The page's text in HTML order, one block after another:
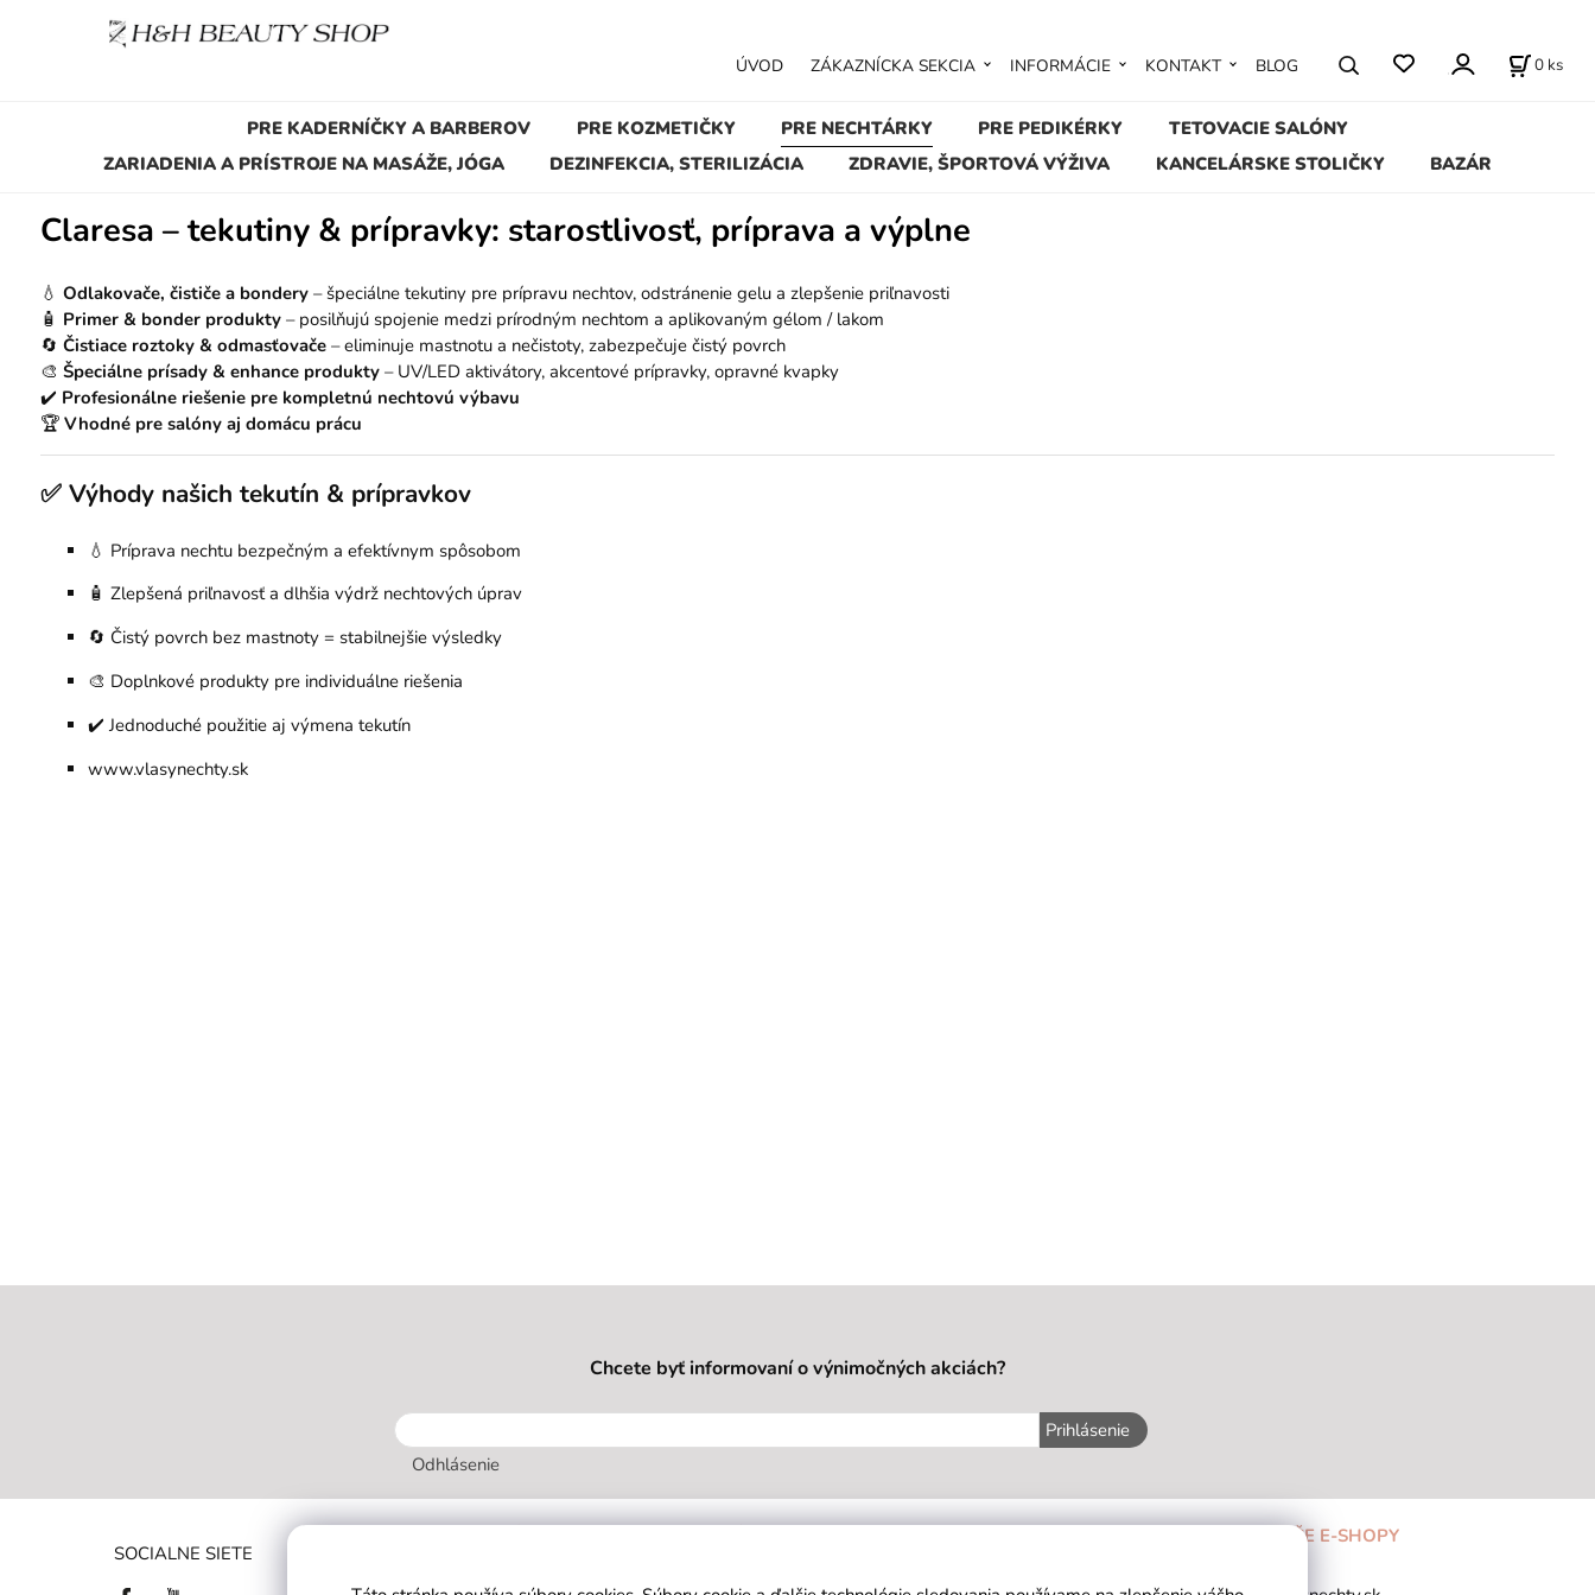
PRE KADERNÍČKY A BARBEROV PRE KOZMETIČKY PRE NECHTÁRKY PRE PEDIKÉRKY
TETOVACIE SALÓNY
ZARIADENIA A PRÍSTROJE NA MASÁŽE, JÓGA
DEZINFEKCIA, STERILIZÁCIA ZDRAVIE, ŠPORTOVÁ VÝŽIVA KANCELÁRSKE STOLIČKY BAZÁR
ÚVOD ZÁKAZNÍCKA SEKCIA INFORMÁCIE KONTAKT BLOG 0 ks
Claresa – tekutiny & prípravky: starostlivosť, príprava a výplne
💧 Odlakovače, čističe a bondery– špeciálne tekutiny pre prípravu nechtov, odstránenie gelu a zlepšenie priľnavosti
🧴 Primer & bonder produkty– posilňujú spojenie medzi prírodným nechtom a aplikovaným gélom / lakom
🔄 Čistiace roztoky & odmasťovače– eliminuje mastnotu a nečistoty, zabezpečuje čistý povrch
🎨 Špeciálne prísady & enhance produkty– UV/LED aktivátory, akcentové prípravky, opravné kvapky
✔️ Profesionálne riešenie pre kompletnú nechtovú výbavu
🏆 Vhodné pre salóny aj domácu prácu
✅ Výhody našich tekutín & prípravkov
💧 Príprava nechtu bezpečným a efektívnym spôsobom
🧴 Zlepšená priľnavosť a dlhšia výdrž nechtových úprav
🔄 Čistý povrch bez mastnoty = stabilnejšie výsledky
🎨 Doplnkové produkty pre individuálne riešenia
✔️ Jednoduché použitie aj výmena tekutín
www.vlasynechty.sk
Chcete byť informovaní o výnimočných akciách?
Prihlásenie
Odhlásenie
SOCIALNE SIETE
NAŠE E-SHOPY